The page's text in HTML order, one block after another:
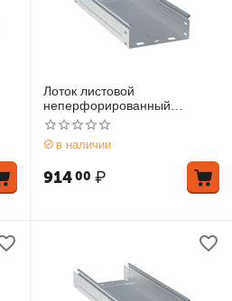
Лоток листовой
неперфорированный
100х150 L2000 0.7мм EKF
L10015000x2
в наличии
91400 ₽